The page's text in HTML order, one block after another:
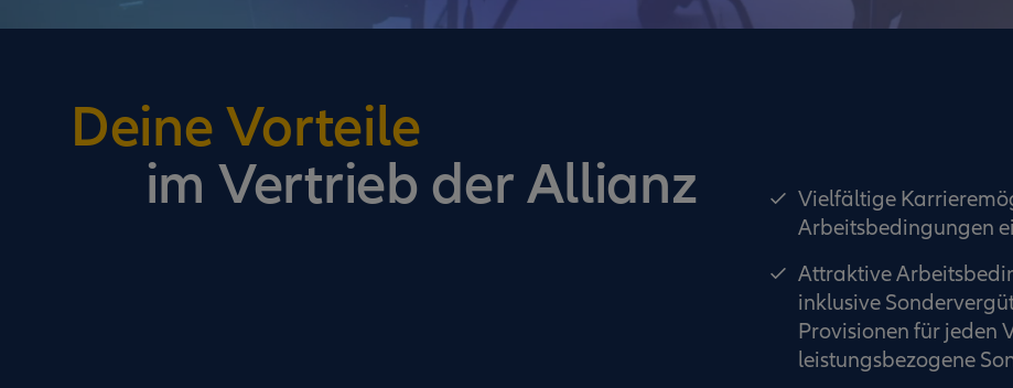
Deine Vorteile
im Vertrieb der Allianz
Vielfältige
Arbeitsbedingungen
Attraktive
inklusive
Provisionen für jeden
leistungsbezogene